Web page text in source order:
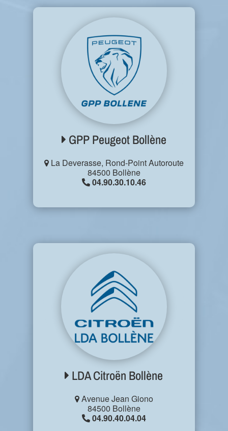
GPP Peugeot Bollène
La Deverasse, Rond-Point Autoroute
84500 Bollène
04.90.30.10.46
LDA Citroën Bollène
Avenue Jean Giono
84500 Bollène
04.90.40.04.04